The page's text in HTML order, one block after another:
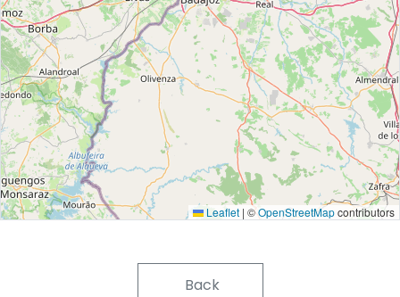
Leaflet | ©OpenStreetMapcontributors
Back